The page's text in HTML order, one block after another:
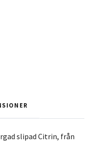
slipad Citrin, från